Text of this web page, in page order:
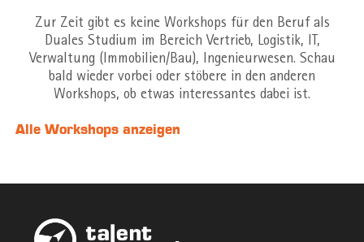
Zur Zeit gibt es keine Workshops für den Beruf als
Duales Studium im Bereich Vertrieb, Logistik, IT,
Verwaltung (Immobilien/Bau), Ingenieurwesen. Schau
bald wieder vorbei oder stöbere in den anderen
Workshops, ob etwas interessantes dabei ist.
Alle Workshops anzeigen